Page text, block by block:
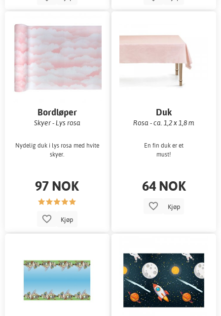
Bordløper
Skyer - Lys rosa
Nydelig duk i lys rosa med hvite
skyer.
97 NOK
Kjøp
Duk
Rosa - ca. 1,2 x 1,8 m
En fin duk er et
must!
64 NOK
Kjøp